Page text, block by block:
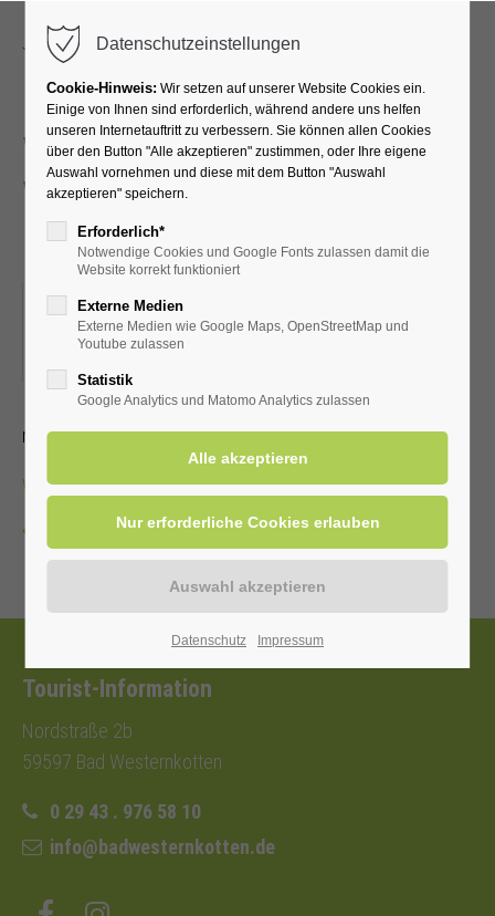
Walking und Nordic-
Walking für
Fortgeschrittene
24.05.2022, 09:00
ORT: TREFFPUNKT AM EINGANG ZUM KURPARK
(FAHRRADSTÄNDER)
mit dem SV Aktiv Bad Westernkotten
weitere Informationen
Tourist-Information
Nordstraße 2b
59597 Bad Westernkotten
0 29 43 . 976 58 10
info@badwesternkotten.de
Datenschutzeinstellungen
Cookie-Hinweis: Wir setzen auf unserer Website Cookies ein.
Einige von Ihnen sind erforderlich, während andere uns helfen
unseren Internetauftritt zu verbessern. Sie können allen Cookies
über den Button "Alle akzeptieren" zustimmen, oder Ihre eigene
Auswahl vornehmen und diese mit dem Button "Auswahl
akzeptieren" speichern.
Erforderlich*
Notwendige Cookies und Google Fonts zulassen damit die
Website korrekt funktioniert
Externe Medien
Externe Medien wie Google Maps, OpenStreetMap und
Youtube zulassen
Statistik
Google Analytics und Matomo Analytics zulassen
Datenschutz Impressum